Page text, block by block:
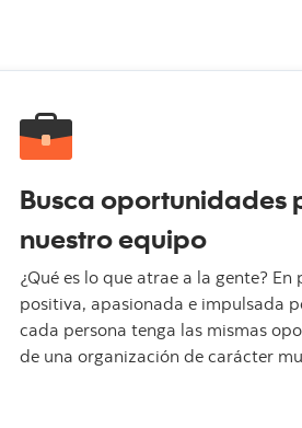
Busca oportunidades
nuestro equipo
¿Qué es lo que atrae a la gente?
positiva, apasionada e impulsada
cada persona tenga las mismas
de una organización de carácter